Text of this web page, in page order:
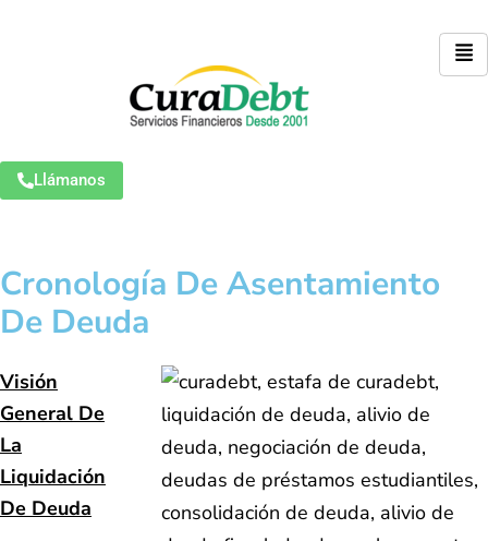
Llámanos
Cronología De Asentamiento
De Deuda
Visión
General De
La
Liquidación
De Deuda